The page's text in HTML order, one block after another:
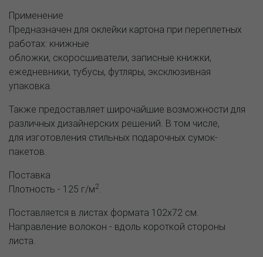
Применение
Предназначен для оклейки картона при переплетных
работах: книжные
обложки, скоросшиватели, записные книжки,
ежедневники, тубусы, футляры, эксклюзивная
упаковка.
Также предоставляет широчайшие возможности для
различных дизайнерских решений. В том числе,
для изготовления стильных подарочных сумок-
пакетов.
Поставка
Плотность - 125 г/м2
Поставляется в листах формата 102х72 см.
Направление волокон - вдоль короткой стороны
листа.